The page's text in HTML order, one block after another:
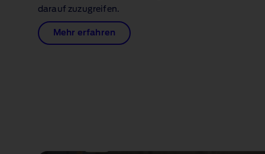
darauf zuzugreifen.
Mehr erfahren